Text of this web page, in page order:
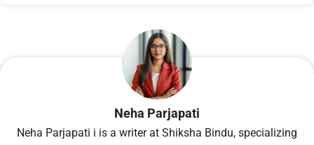
Neha Parjapati
Neha Parjapati i is a writer at Shiksha Bindu, specializing